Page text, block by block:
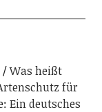
Was heißt
für
Ein deutsches